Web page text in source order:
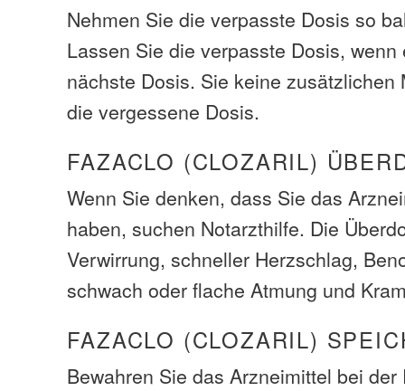
Nehmen Sie die verpasste Dosis so
Lassen Sie die verpasste Dosis,
nächste Dosis. Sie keine zusätzlichen
die vergessene Dosis.
FAZACLO (CLOZARIL)
Wenn Sie denken, dass Sie das
haben, suchen Notarzthilfe. Die
Verwirrung, schneller Herzschlag,
schwach oder flache Atmung und
FAZACLO (CLOZARIL)
Bewahren Sie das Arzneimittel bei